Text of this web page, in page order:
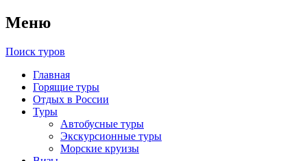
Меню
Поиск туров
Главная
Горящие туры
Отдых в России
Туры
Автобусные туры
Экскурсионные туры
Морские круизы